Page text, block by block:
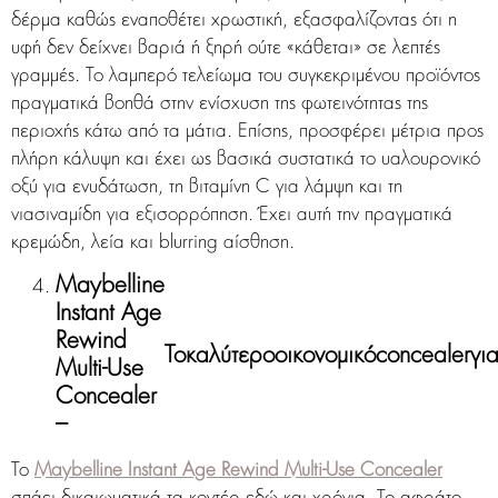
δέρμα καθώς εναποθέτει χρωστική, εξασφαλίζοντας ότι η
υφή δεν δείχνει βαριά ή ξηρή ούτε «κάθεται» σε λεπτές
γραμμές. Το λαμπερό τελείωμα του συγκεκριμένου προϊόντος
πραγματικά βοηθά στην ενίσχυση της φωτεινότητας της
περιοχής κάτω από τα μάτια. Επίσης, προσφέρει μέτρια προς
πλήρη κάλυψη και έχει ως βασικά συστατικά το υαλουρονικό
οξύ για ενυδάτωση, τη βιταμίνη C για λάμψη και τη
νιασιναμίδη για εξισορρόπηση. Έχει αυτή την πραγματικά
κρεμώδη, λεία και blurring αίσθηση.
Maybelline
Instant Age
Rewind
Multi-Use
Concealer
–
Τοκαλύτεροοικονομικόconcealerγια
Το Maybelline Instant Age Rewind Multi-Use Concealer